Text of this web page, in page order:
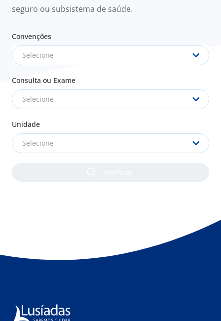
seguro ou subsistema de saúde.
Convenções
Selecione
Consulta ou Exame
Selecione
Unidade
Selecione